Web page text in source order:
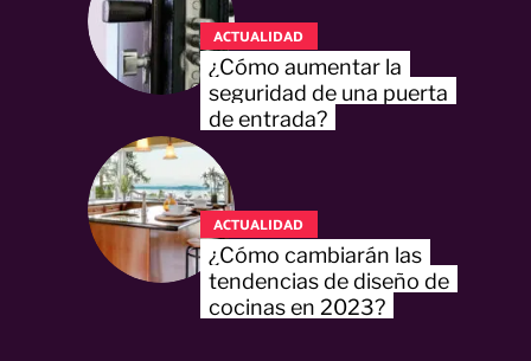
ACTUALIDAD
¿Cómo aumentar la
seguridad de una puerta
de entrada?
ACTUALIDAD
¿Cómo cambiarán las
tendencias de diseño de
cocinas en 2023?